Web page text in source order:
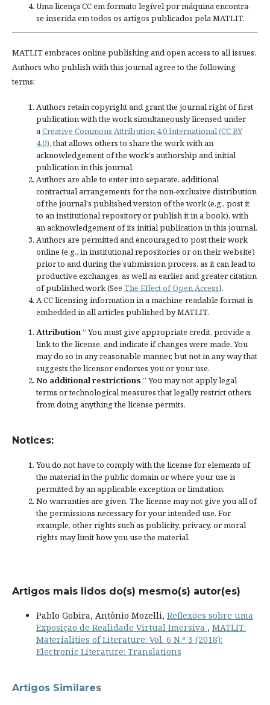
Uma licença CC em formato legível por máquina encontra-
se inserida em todos os artigos publicados pela MATLIT.
MATLIT embraces online publishing and open access to all issues.
Authors who publish with this journal agree to the following
terms:
Authors retain copyright and grant the journal right of first
publication with the work simultaneously licensed under
aCreative Commons Attribution 4.0 International (CC BY
4.0), that allows others to share the work with an
acknowledgement of the work's authorship and initial
publication in this journal.
Authors are able to enter into separate, additional
contractual arrangements for the non-exclusive distribution
of the journal's published version of the work (e.g., post it
to an institutional repository or publish it in a book), with
an acknowledgement of its initial publication in this journal.
Authors are permitted and encouraged to post their work
online (e.g., in institutional repositories or on their website)
prior to and during the submission process, as it can lead to
productive exchanges, as well as earlier and greater citation
of published work (See The Effect of Open Access).
A CC licensing information in a machine-readable format is
embedded in all articles published by MATLIT.
Attribution” You must give appropriate credit, provide a
link to the license, andindicate if changes were made. You
may do so in any reasonable manner, but not in any way that
suggests the licensor endorses you or your use.
No additional restrictions ” You may not apply legal
terms ortechnological measuresthat legally restrict others
from doing anything the license permits.
Notices:
You do not have to comply with the license for elements of
the material in the public domain or where your use is
permitted by an applicable exception or limitation.
No warranties are given. The license may not give you all of
the permissions necessary for your intended use. For
example, other rights such as publicity, privacy, or moral
rights may limit how you use the material.
Artigos mais lidos do(s) mesmo(s) autor(es)
Pablo Gobira, Antônio Mozelli, Reflexões sobre uma
Exposição de Realidade Virtual Imersiva , MATLIT:
Materialities of Literature: Vol. 6 N.º 3 (2018):
Electronic Literature: Translations
Artigos Similares